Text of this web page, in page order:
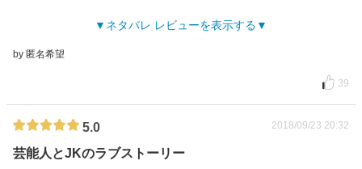
ネタバレ レビューを表示する
by 匿名希望
39
5.0 2018/09/23 20:32
芸能人とJKのラブストーリー